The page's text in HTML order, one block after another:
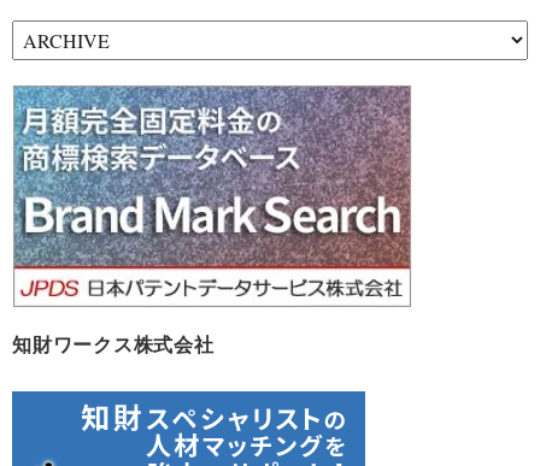
ー
カ
イ
ブ
知財ワークス株式会社